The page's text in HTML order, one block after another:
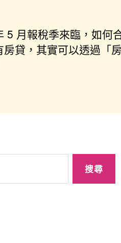
5 月報稅季來臨，如何
房貸，其實可以透過「